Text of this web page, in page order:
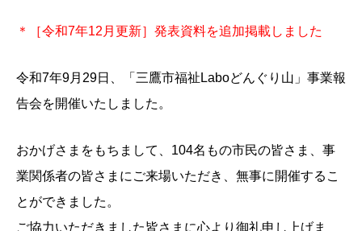
＊［令和7年12月更新］発表資料を追加掲載しました
令和7年9月29日、「三鷹市福祉Laboどんぐり山」事業報
告会を開催いたしました。
おかげさまをもちまして、104名もの市民の皆さま、事
業関係者の皆さまにご来場いただき、無事に開催するこ
とができました。
ご協力いただきました皆さまに心より御礼申し上げま